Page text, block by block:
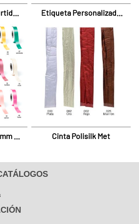
Etiqueta Personalizada
Blanco Brillo
–
Cinta Polisilk Met